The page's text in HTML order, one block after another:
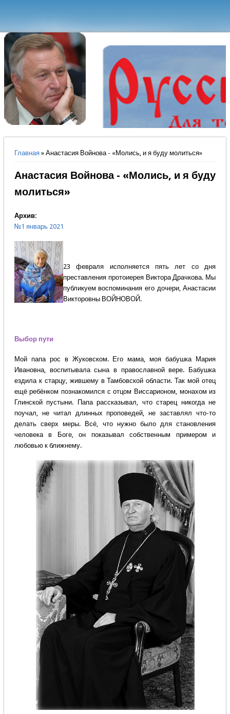
Вы здесь
Главная» Анастасия Войнова - «Молись, и я буду молиться»
Анастасия Войнова - «Молись, и я буду
молиться»
Архив:
№1 январь 2021
23 февраля исполняется пять лет со дня
преставления протоиерея Виктора Драчкова. Мы
публикуем воспоминания его дочери, Анастасии
Викторовны ВОЙНОВОЙ.
Выбор пути
Мой папа рос в Жуковском. Его мама, моя бабушка Мария
Ивановна, воспитывала сына в православной вере. Бабушка
ездила к старцу, жившему в Тамбовской области. Так мой отец
ещё ребёнком познакомился с отцом Виссарионом, монахом из
Глинской пустыни. Папа рассказывал, что старец никогда не
поучал, не читал длинных проповедей, не заставлял что-то
делать сверх меры. Всё, что нужно было для становления
человека в Боге, он показывал собственным примером и
любовью к ближнему.